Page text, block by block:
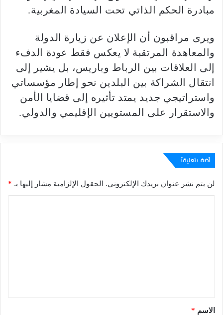
مبادرة الحكم الذاتي تحت السيادة المغربية.
ويرى مراقبون أن الإعلان عن زيارة الدولة
والمعاهدة المرتقبة لا يعكس فقط عودة الدفء
إلى العلاقات بين الرباط وباريس، بل يشير إلى
انتقال الشراكة بين البلدين نحو إطار مؤسساتي
واستراتيجي جديد يمتد تأثيره إلى قضايا الأمن
والاستقرار على المستويين الإقليمي والدولي.
أضف تعليقاً
لن يتم نشر عنوان بريدك الإلكتروني. الحقول الإلزامية مشار إليها بـ *
*الاسم *